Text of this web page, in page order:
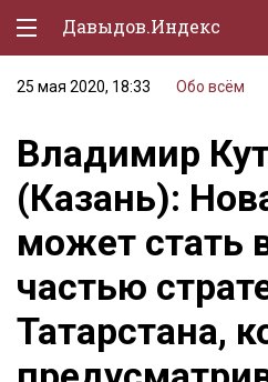
Давыдов.Индекс
Политическая жизнь
Экономика
Природа
Образование
Спорт
Культура
Lifestyle
25 мая 2020, 18:33 Обо всём
Владимир
(Казань):
может стать
частью
Татарстана,